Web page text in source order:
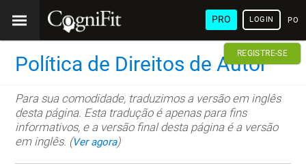
PRO LOGIN
REGISTRE-SE
Política de Direitos de Autor
Para sua comodidade, traduzimos a versão em inglês
desta página. Esta tradução é apenas para fins
informativos, e a versão final desta página é a versão
em inglês. (Ver agora)